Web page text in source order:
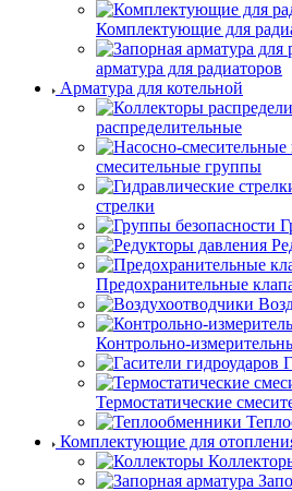
Комплектующие для
арматура для радиаторов
Арматура для котельной
распределительные
смесительные группы
стрелки
Предохранительные
Контрольно-
Термостатические
Комплектующие для